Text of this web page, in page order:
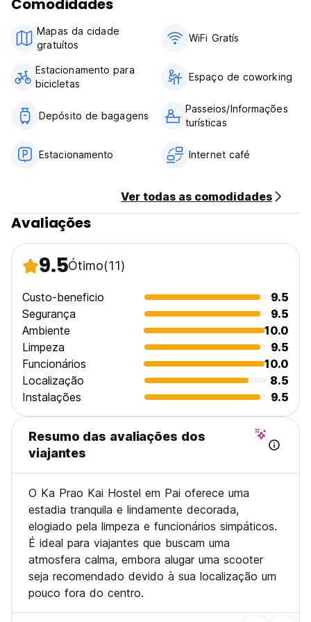
Comodidades
Mapas da cidade
gratuítos
WiFi Gratís
Estacionamento para
bicicletas
Espaço de coworking
Depósito de bagagens
Passeios/Informações
turísticas
Estacionamento Internet café
Ver todas as comodidades
Avaliações
9.5Ótimo(11)
Custo-beneficio
9.5
Segurança
9.5
Ambiente
10.0
Limpeza
9.5
Funcionários
10.0
Localização
8.5
Instalações
9.5
Resumo das avaliações dos
viajantes
O Ka Prao Kai Hostel em Pai oferece uma
estadia tranquila e lindamente decorada,
elogiado pela limpeza e funcionários simpáticos.
É ideal para viajantes que buscam uma
atmosfera calma, embora alugar uma scooter
seja recomendado devido à sua localização um
pouco fora do centro.